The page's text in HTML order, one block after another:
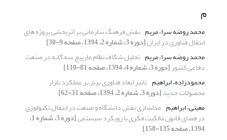
م
محمد روضه سرا، مریم نقش فرهنگ سازمانی بر اثربخشی پروژه های
انتقال فناوری در ایران[دوره 3، شماره 2، 1394، صفحه 9-30]
محمد روضه سرا، مریم تحلیل شکاف نظام مارپیچ سه گانه در صنعت
دفاعی کشور[دوره 3، شماره 4، 1394، صفحه 81-110]
محمودزاده، ابراهیم تاثیر ابعاد فناوری برتر بر عملکرد بازار
محصولات جدید[دوره 3، شماره 2، 1394، صفحه 31-62]
معینی، ابراهیم مدلسازی نقش دانشگاه و صنعت در انتقال تکنولوژی
در فضای قانون مالکیت فکری با رویکرد سیستمی [دوره 3، شماره 1،
1394، صفحه 135-158]